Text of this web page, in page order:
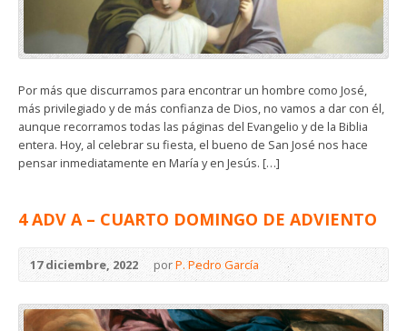
Por más que discurramos para encontrar un hombre como José,
más privilegiado y de más confianza de Dios, no vamos a dar con él,
aunque recorramos todas las páginas del Evangelio y de la Biblia
entera. Hoy, al celebrar su fiesta, el bueno de San José nos hace
pensar inmediatamente en María y en Jesús. […]
4 ADV A – CUARTO DOMINGO DE ADVIENTO
17 diciembre, 2022 porP. Pedro García